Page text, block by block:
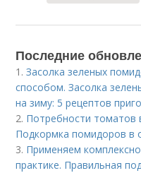
Последние
1.Засолка зеленых
способом. Засолка
на зиму: 5 рецептов
2. Потребности томатов
Подкормка помидоров в
3. Применяем
практике. Правильная